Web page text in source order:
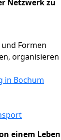
Netzwerk zu
Formen
in Bochum
einem